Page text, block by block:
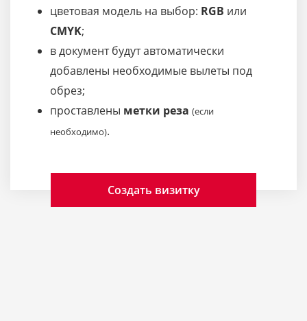
цветовая модель на выбор: RGB или
CMYK;
в документ будут автоматически
добавлены необходимые вылеты под
обрез;
проставлены метки реза (если
необходимо).
Создать визитку